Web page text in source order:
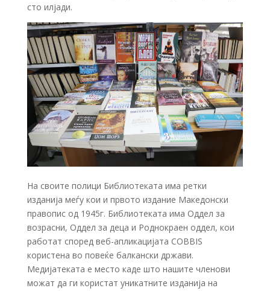
сто илјади.
На своите полици Библиотеката има ретки
изданија меѓу кои и првото издание Македонски
правопис од 1945г. Библиотеката има Оддел за
возрасни, Оддел за деца и Роднокраен оддел, кои
работат според веб-апликацијата COBBIS
користена во повеќе балкански држави.
Медијатеката е место каде што нашите членови
можат да ги користат уникатните изданија на